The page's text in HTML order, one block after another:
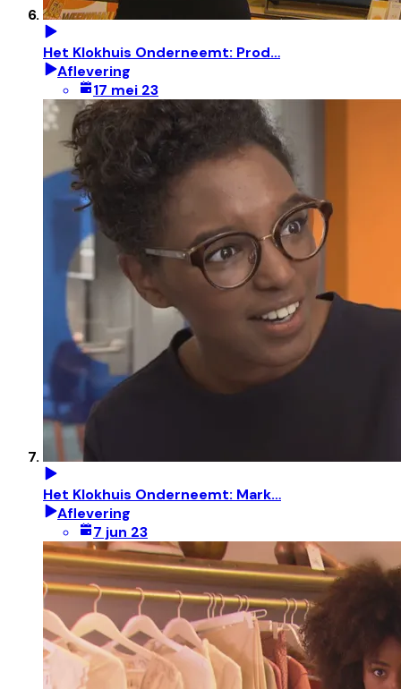
Het Klokhuis Onderneemt: Prod…
Aflevering
17 mei 23
Het Klokhuis Onderneemt: Mark…
Aflevering
7 jun 23